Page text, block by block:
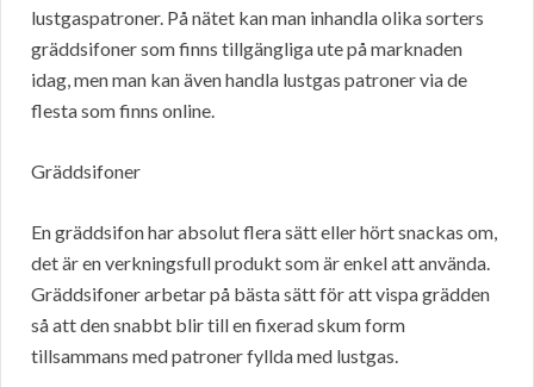
lustgaspatroner. På nätet kan man inhandla olika sorters
gräddsifoner som finns tillgängliga ute på marknaden
idag, men man kan även handla lustgas patroner via de
flesta som finns online.
Gräddsifoner
En gräddsifon har absolut flera sätt eller hört snackas om,
det är en verkningsfull produkt som är enkel att använda.
Gräddsifoner arbetar på bästa sätt för att vispa grädden
så att den snabbt blir till en fixerad skum form
tillsammans med patroner fyllda med lustgas.